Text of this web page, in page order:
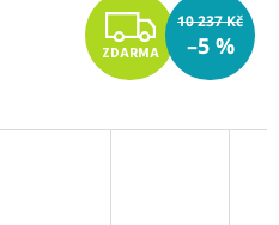
Z
D
A
ZDARMA
10 237 Kč
–5 %